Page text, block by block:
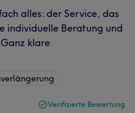
alles: der Service, das
individuelle Beratung und
klare
Verifizierte Bewertung